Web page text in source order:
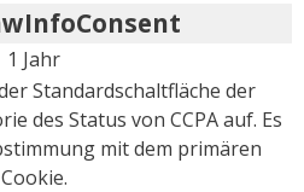
1 Jahr
Standardschaltfläche der
des Status von CCPA auf. Es
mit dem primären
Cookie.